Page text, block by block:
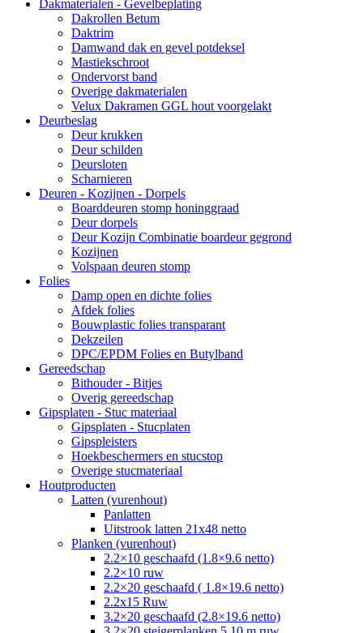
Dakmaterialen - Gevelbeplating
Dakrollen Betum
Daktrim
Damwand dak en gevel potdeksel
Mastiekschroot
Ondervorst band
Overige dakmaterialen
Velux Dakramen GGL hout voorgelakt
Deurbeslag
Deur krukken
Deur schilden
Deursloten
Scharnieren
Deuren - Kozijnen - Dorpels
Boarddeuren stomp honinggraad
Deur dorpels
Deur Kozijn Combinatie boardeur gegrond
Kozijnen
Volspaan deuren stomp
Folies
Damp open en dichte folies
Afdek folies
Bouwplastic folies transparant
Dekzeilen
DPC/EPDM Folies en Butylband
Gereedschap
Bithouder - Bitjes
Overig gereedschap
Gipsplaten - Stuc materiaal
Gipsplaten - Stucplaten
Gipspleisters
Hoekbeschermers en stucstop
Overige stucmateriaal
Houtproducten
Latten (vurenhout)
Panlatten
Uitstrook latten 21x48 netto
Planken (vurenhout)
2.2×10 geschaafd (1.8×9.6 netto)
2.2×10 ruw
2.2×20 geschaafd ( 1.8×19.6 netto)
2.2x15 Ruw
3.2×20 geschaafd (2.8×19.6 netto)